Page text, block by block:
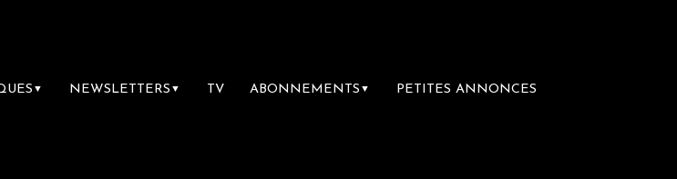
▼ NEWSLETTERS ▼ TV ABONNEMENTS ▼ PETITES ANNONCES